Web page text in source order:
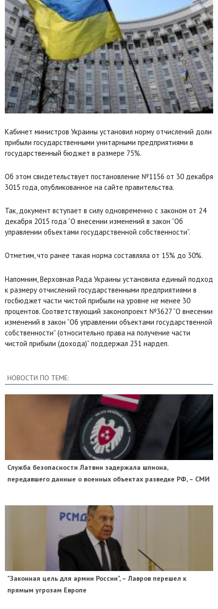
Кабинет министров Украины установил норму отчислений доли
прибыли государственными унитарными предприятиями в
государственный бюджет в размере 75%.
Об этом свидетельствует постановление №1156 от 30 декабря
3015 года, опубликованное на сайте правительства.
Так, документ вступает в силу одновременно с законом от 24
декабря 2015 года “О внесении изменений в закон “Об
управлении объектами государственной собственности”.
Отметим, что ранее такая норма составляла от 15% до 30%.
Напомним, Верховная Рада Украины установила единый подход
к размеру отчислений государственными предприятиями в
госбюджет части чистой прибыли на уровне не менее 30
процентов. Соответствующий законопроект №3627 “О внесении
изменений в закон “Об управлении объектами государственной
собственности” (относительно права на получение части
чистой прибыли (дохода)” поддержал 231 нардеп.
НОВОСТИ ПО ТЕМЕ:
Служба безопасности Латвии задержала шпиона,
передавшего данные о военных объектах разведке РФ, – СМИ
"Законная цель для армии России", – Лавров перешел к
прямым угрозам Европе